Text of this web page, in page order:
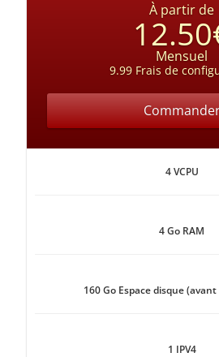
À partir de
Mensuel
9.99 Frais de
4 VCPU
4 Go RAM
160 Go Espace disque
1 IPV4